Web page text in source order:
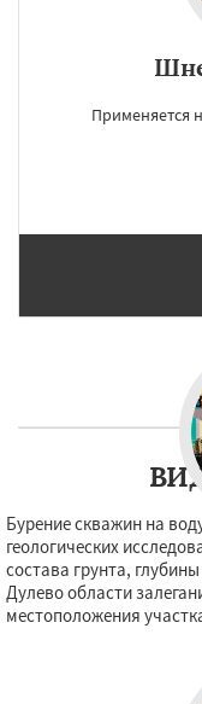
Применяется
Бурение скважин на
геологических
состава грунта,
Дулево области
местоположения